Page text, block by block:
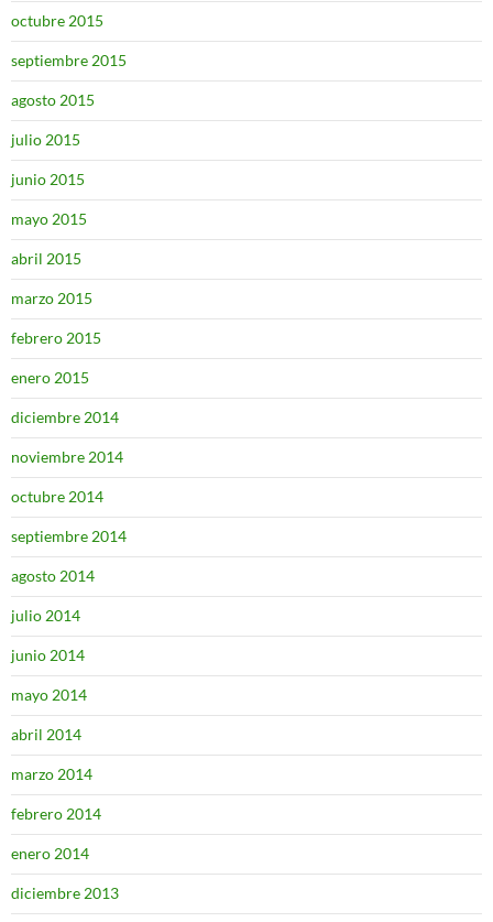
octubre 2015
septiembre 2015
agosto 2015
julio 2015
junio 2015
mayo 2015
abril 2015
marzo 2015
febrero 2015
enero 2015
diciembre 2014
noviembre 2014
octubre 2014
septiembre 2014
agosto 2014
julio 2014
junio 2014
mayo 2014
abril 2014
marzo 2014
febrero 2014
enero 2014
diciembre 2013